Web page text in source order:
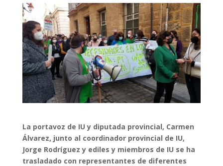
La portavoz de IU y diputada provincial, Carmen
Álvarez, junto al coordinador provincial de IU,
Jorge Rodríguez y ediles y miembros de IU se ha
trasladado con representantes de diferentes